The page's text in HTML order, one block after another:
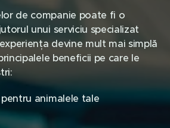
de companie poate fi o
unui serviciu specializat
devine mult mai simplă
beneficii pe care le
animalele tale